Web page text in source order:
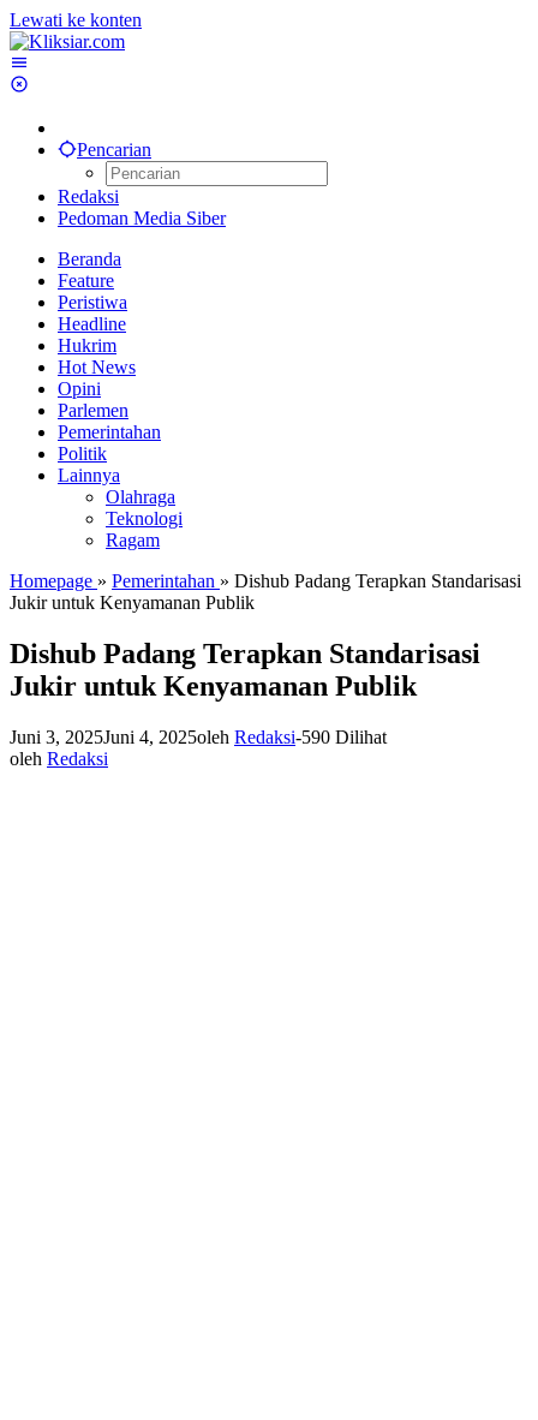
Lewati ke konten
Pencarian
Redaksi
Pedoman Media Siber
Beranda
Feature
Peristiwa
Headline
Hukrim
Hot News
Opini
Parlemen
Pemerintahan
Politik
Lainnya
Olahraga
Teknologi
Ragam
Homepage » Pemerintahan » Dishub Padang Terapkan Standarisasi
Jukir untuk Kenyamanan Publik
Dishub Padang Terapkan Standarisasi
Jukir untuk Kenyamanan Publik
Juni 3, 2025Juni 4, 2025oleh Redaksi-590 Dilihat
oleh Redaksi